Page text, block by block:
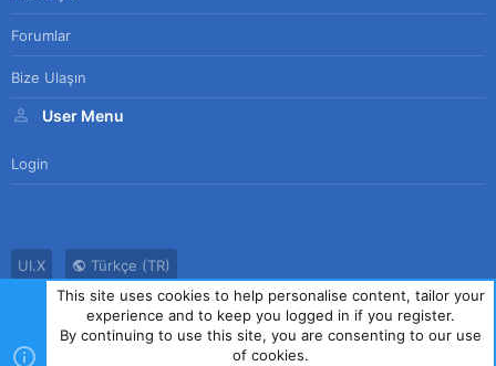
Forumlar
Bize Ulaşın
User Menu
Login
UI.X
Türkçe (TR)
Bize Ulaşın
Kullanım Sözleşmesi Gizlilik Politikası
Yardım
Ana Sayfa
R
S
This site uses cookies to help personalise content, tailor your
experience and to keep you logged in if you register.
By continuing to use this site, you are consenting to our use
of cookies.